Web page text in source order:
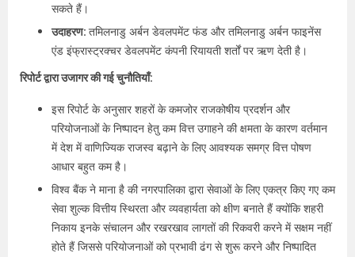
सकते हैं।
उदाहरण: तमिलनाडु अर्बन डेवलपमेंट फंड और तमिलनाडु अर्बन फाइनेंस
एंड इंफ्रास्ट्रक्चर डेवलपमेंट कंपनी रियायती शर्तों पर ऋण देती है।
रिपोर्ट द्वारा उजागर की गई चुनौतियाँ:
इस रिपोर्ट के अनुसार शहरों के कमजोर राजकोषीय प्रदर्शन और
परियोजनाओं के निष्पादन हेतु कम वित्त उगाहने की क्षमता के कारण वर्तमान
में देश में वाणिज्यिक राजस्व बढ़ाने के लिए आवश्यक समग्र वित्त पोषण
आधार बहुत कम है।
विश्व बैंक ने माना है की नगरपालिका द्वारा सेवाओं के लिए एकत्र किए गए कम
सेवा शुल्क वित्तीय स्थिरता और व्यवहार्यता को क्षीण बनाते हैं क्योंकि शहरी
निकाय इनके संचालन और रखरखाव लागतों की रिकवरी करने में सक्षम नहीं
होते हैं जिससे परियोजनाओं को प्रभावी ढंग से शुरू करने और निष्पादित